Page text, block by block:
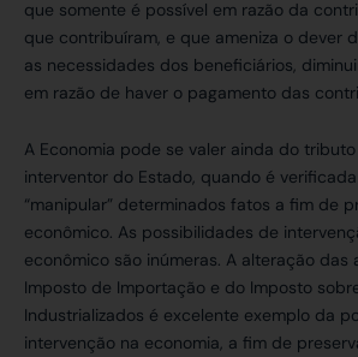
que somente é possível em razão da
que contribuíram, e que ameniza o dever
as necessidades dos beneficiários,
em razão de haver o pagamento das
A Economia pode se valer ainda do
interventor do Estado, quando é
“manipular” determinados fatos a fim de
econômico. As possibilidades de
econômico são inúmeras. A alteração das
Imposto de Importação e do Imposto
Industrializados é excelente exemplo da
intervenção na economia, a fim de